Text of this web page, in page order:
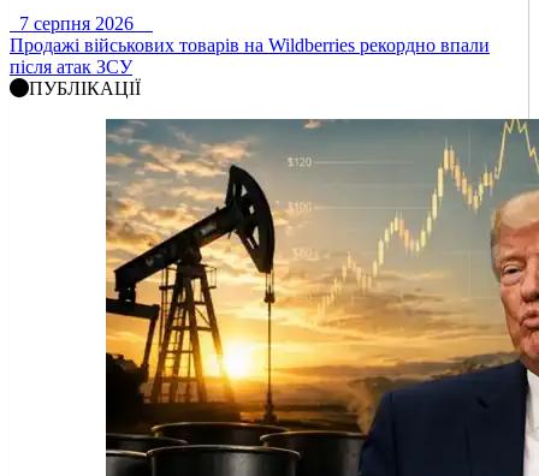
7 серпня 2026
Продажі військових товарів на Wildberries рекордно впали
після атак ЗСУ
ПУБЛІКАЦІЇ